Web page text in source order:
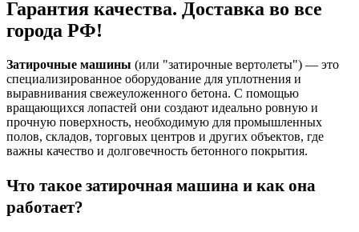
Гарантия качества. Доставка во все
города РФ!
Затирочные машины (или "затирочные вертолеты") — это
специализированное оборудование для уплотнения и
выравнивания свежеуложенного бетона. С помощью
вращающихся лопастей они создают идеально ровную и
прочную поверхность, необходимую для промышленных
полов, складов, торговых центров и других объектов, где
важны качество и долговечность бетонного покрытия.
Что такое затирочная машина и как она
работает?